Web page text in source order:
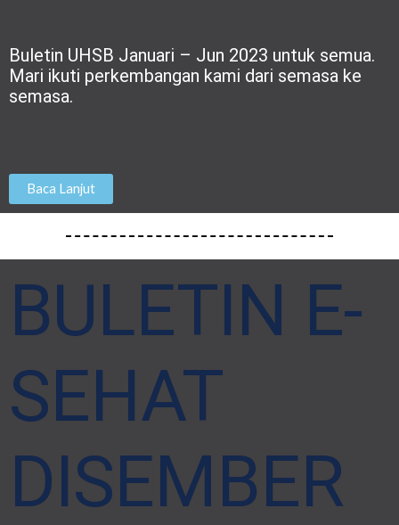
Buletin UHSB Januari – Jun 2023 untuk semua.
Mari ikuti perkembangan kami dari semasa ke
semasa.
Baca Lanjut
BULETIN E-
SEHAT
DISEMBER